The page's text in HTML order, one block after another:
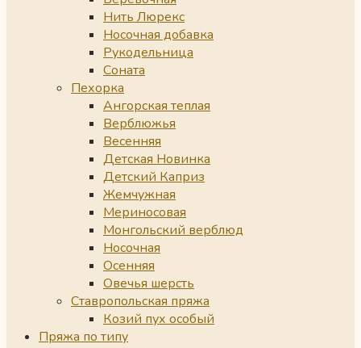
Нить Люрекс
Носочная добавка
Рукодельница
Соната
Пехорка
Ангорская теплая
Верблюжья
Весенняя
Детская Новинка
Детский Каприз
Жемчужная
Мериносовая
Монгольский верблюд
Носочная
Осенняя
Овечья шерсть
Ставропольская пряжа
Козий пух особый
Пряжа по типу